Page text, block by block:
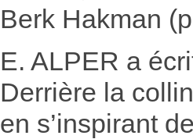
Berk Hakman
E. ALPER a
Derrière la
en s’inspirant